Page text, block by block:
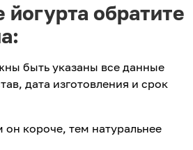
обратите
быть указаны все данные
дата изготовления и срок
он короче, тем натуральнее